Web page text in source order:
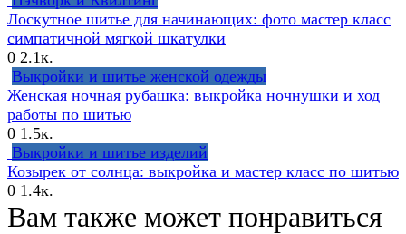
Лоскутное шитье для начинающих: фото мастер класс
симпатичной мягкой шкатулки
0 2.1к.
Выкройки и шитье женской одежды
Женская ночная рубашка: выкройка ночнушки и ход
работы по шитью
0 1.5к.
Выкройки и шитье изделий
Козырек от солнца: выкройка и мастер класс по шитью
0 1.4к.
Вам также может понравиться